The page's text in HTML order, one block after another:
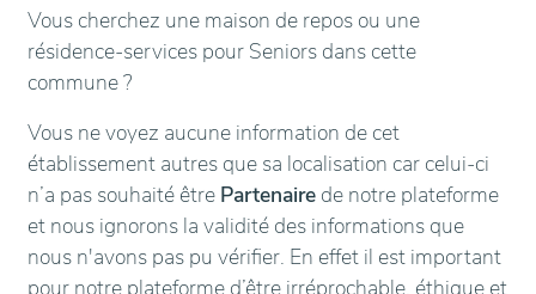
Vous cherchez une maison de repos ou une
résidence-services pour Seniors dans cette
commune ?
Vous ne voyez aucune information de cet
établissement autres que sa localisation car celui-ci
n’a pas souhaité être Partenaire de notre plateforme
et nous ignorons la validité des informations que
nous n'avons pas pu vérifier. En effet il est important
pour notre plateforme d’être irréprochable, éthique et